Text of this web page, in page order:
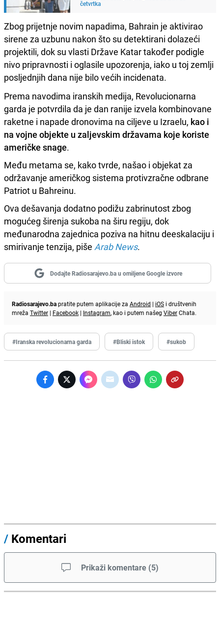
četvrtka
Zbog prijetnje novim napadima, Bahrain je aktivirao
sirene za uzbunu nakon što su detektirani dolazeći
projektili, dok su vlasti Države Katar također podigle
nivo pripravnosti i oglasile upozorenja, iako u toj zemlji
posljednjih dana nije bilo većih incidenata.
Prema navodima iranskih medija, Revolucionarna
garda je potvrdila da je dan ranije izvela kombinovane
raketne i napade dronovima na ciljeve u Izraelu, kao i
na vojne objekte u zaljevskim državama koje koriste
američke snage.
Među metama se, kako tvrde, našao i objekat za
održavanje američkog sistema protivzračne odbrane
Patriot u Bahreinu.
Ova dešavanja dodatno podižu zabrinutost zbog
mogućeg širenja sukoba na širu regiju, dok
međunarodna zajednica poziva na hitnu deeskalaciju i
smirivanje tenzija, piše Arab News.
Dodajte Radiosarajevo.ba u omiljene Google izvore
Radiosarajevo.bapratite putem aplikacije za Android | iOS i društvenih
mreža Twitter | Facebook | Instagram, kao i putem našeg ViberChata.
#Iranska revolucionarna garda #Bliski istok #sukob
/ Komentari
Prikaži komentare (5)